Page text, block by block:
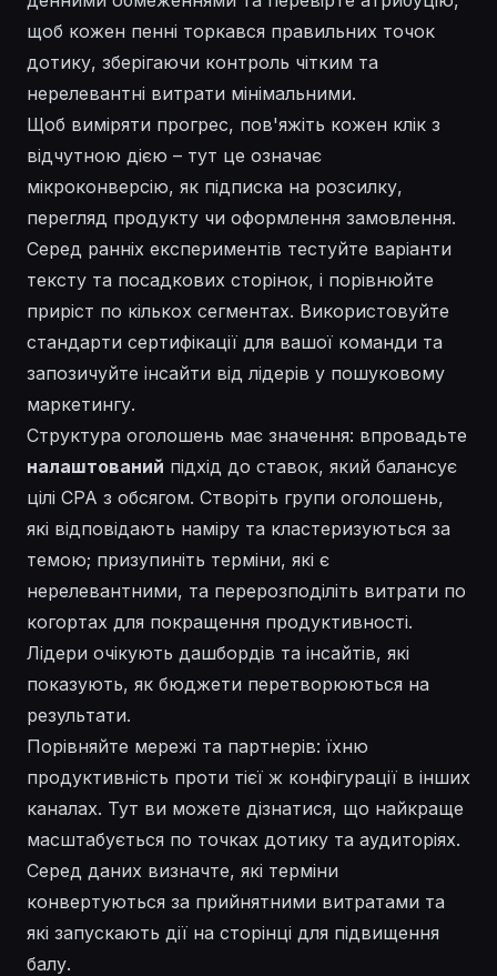
щоб кожен пенні торкався правильних точок
дотику, зберігаючи контроль чітким та
нерелевантні витрати мінімальними.
Щоб виміряти прогрес, пов'яжіть кожен клік з
відчутною дією – тут це означає
мікроконверсію, як підписка на розсилку,
перегляд продукту чи оформлення замовлення.
Серед ранніх експериментів тестуйте варіанти
тексту та посадкових сторінок, і порівнюйте
приріст по кількох сегментах. Використовуйте
стандарти сертифікації для вашої команди та
запозичуйте інсайти від лідерів у пошуковому
маркетингу.
Структура оголошень має значення: впровадьте
налаштований підхід до ставок, який балансує
цілі CPA з обсягом. Створіть групи оголошень,
які відповідають наміру та кластеризуються за
темою; призупиніть терміни, які є
нерелевантними, та перерозподіліть витрати по
когортах для покращення продуктивності.
Лідери очікують дашбордів та інсайтів, які
показують, як бюджети перетворюються на
результати.
Порівняйте мережі та партнерів: їхню
продуктивність проти тієї ж конфігурації в інших
каналах. Тут ви можете дізнатися, що найкраще
масштабується по точках дотику та аудиторіях.
Серед даних визначте, які терміни
конвертуються за прийнятними витратами та
які запускають дії на сторінці для підвищення
балу.